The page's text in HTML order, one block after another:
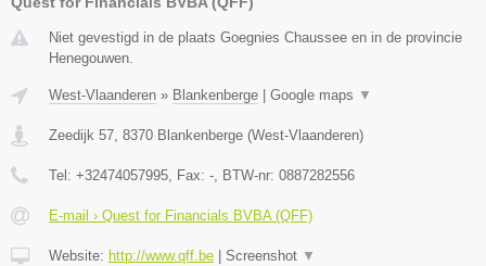
Niet gevestigd in de plaats Goegnies Chaussee en in de provincie
Henegouwen.
West-Vlaanderen » Blankenberge Google maps ▼
Zeedijk 57, 8370 Blankenberge (West-Vlaanderen)
Tel: +32474057995, Fax: -, BTW-nr: 0887282556
E-mail › Quest for Financials BVBA (QFF)
Website: http://www.qff.be Screenshot ▼